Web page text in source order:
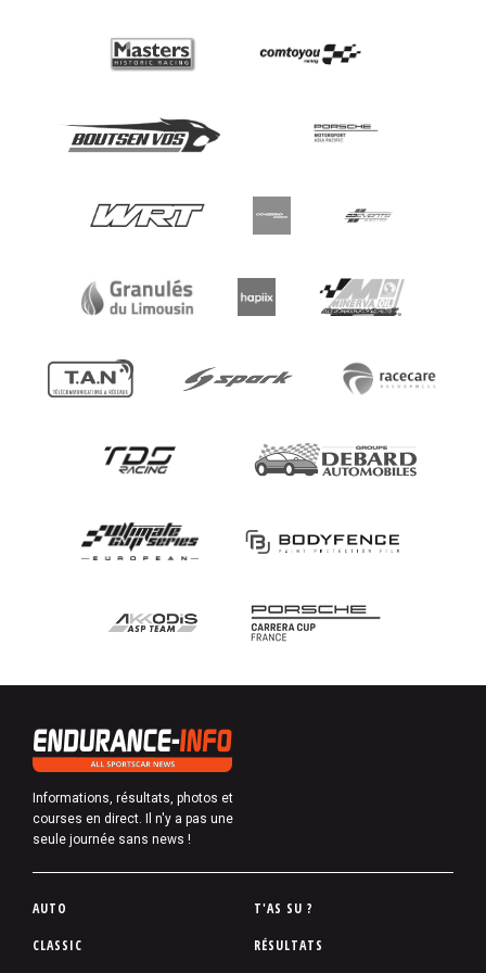
Informations, résultats, photos et
courses en direct. Il n'y a pas une
seule journée sans news !
P
AUTO
CLASSIC
T'AS SU ?
RÉSULTATS